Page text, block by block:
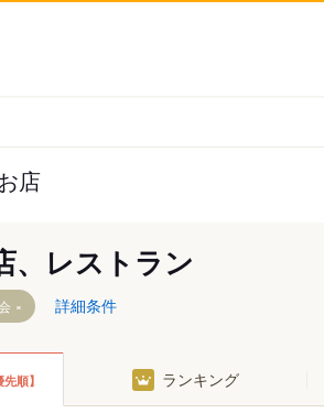
店
、レストラン
詳細条件
順】 ランキング